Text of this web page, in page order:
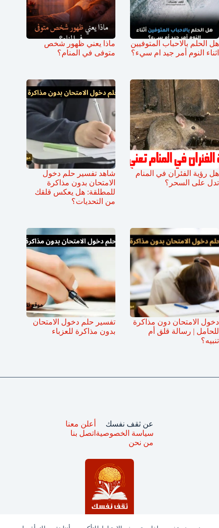
هل الحلم بالاحباب المتوفيين
اثناء النوم أمر جيد ام سيء؟
ماذا يعني ظهور شخص
متوفى في المنام؟
هل رؤية الفئران في المنام
تدل على السحر؟
شاهد تفسير حلم دخول
الامتحان بدون مذاكرة
للمطلقة: هل يعكس قلقك
من التحديات؟
دخول الامتحان دون مذاكرة
للحامل | رسالة قلق أم
تنبيه؟
تفسير حلم دخول الامتحان
بدون مذاكرة للعزباء
عن ثقف نفسك
سياسة الخصوصية
من نحن
أعلن معنا
اتصل بنا